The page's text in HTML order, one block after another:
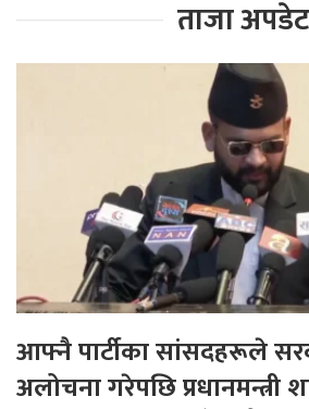
ताजा अपडेट
आफ्नै पार्टीका सांसदहरूले
अलोचना गरेपछि प्रधानमन्त्री